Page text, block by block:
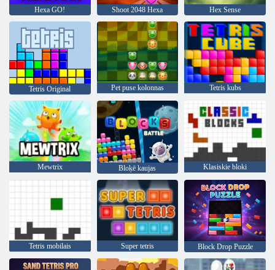
Hexa GO! Shoot 2048 Hexa Hex Sense
Tetris Original Pet puse kolonnas Tetris kubs
Mewtrix Bloķē kaujas Klasiskie bloki
Tetris mobilais Super tetris Block Drop Puzzle